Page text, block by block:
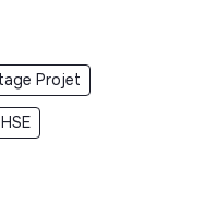
Projet